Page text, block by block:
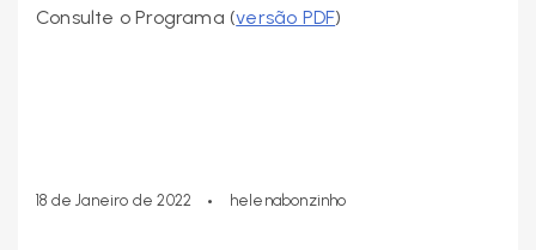
Consulte o Programa (versão PDF)
18 de Janeiro de 2022 • helenabonzinho